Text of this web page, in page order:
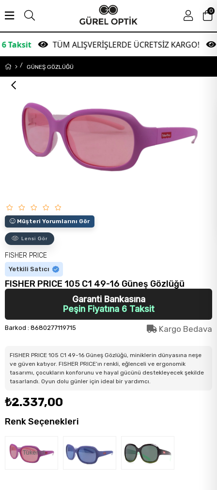
TÜM ALIŞVERİŞLERDE ÜCRETSİZ KARGO!
0
GÜNEŞ GÖZLÜĞÜ
Müşteri Yorumlarını Gör
Lensi Gör
FISHER PRICE
Yetkili Satıcı
FISHER PRICE 105 C1 49-16 Güneş Gözlüğü
Garanti Bankasına
Peşin Fiyatına 6 Taksit
Barkod : 8680277119715 Kargo Bedava
FISHER PRICE 105 C1 49-16 Güneş Gözlüğü, miniklerin dünyasına neşe
ve güven katıyor. FISHER PRICE’ın renkli, eğlenceli ve ergonomik
tasarımı, çocukların konforunu ve hayal gücünü destekleyecek şekilde
tasarlandı. Oyun dolu günler için ideal bir yardımcı.
₺2.337,00
Renk Seçenekleri
Tükendi